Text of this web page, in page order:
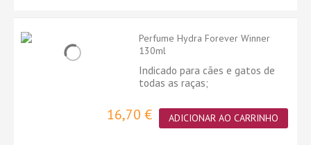
Perfume Hydra Forever Winner
130ml
Indicado para cães e gatos de
todas as raças;
16,70 € ADICIONAR AO CARRINHO